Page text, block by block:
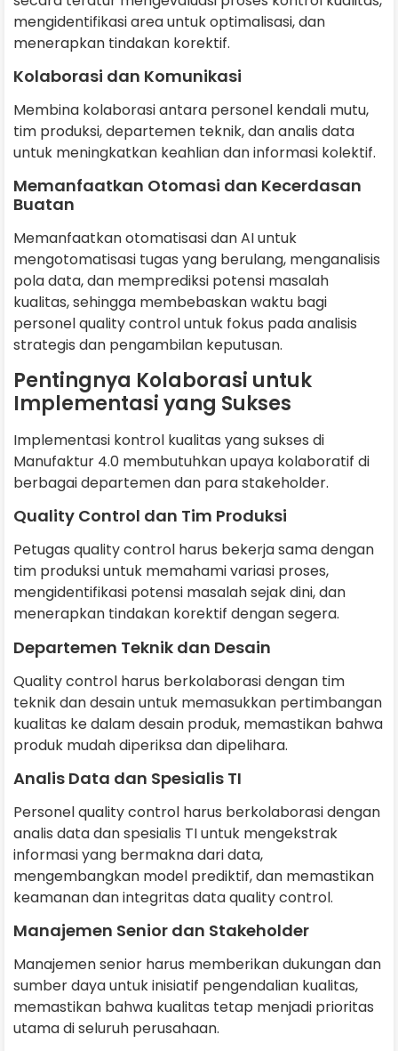
mengidentifikasi area untuk optimalisasi, dan
menerapkan tindakan korektif.
Kolaborasi dan Komunikasi
Membina kolaborasi antara personel kendali mutu,
tim produksi, departemen teknik, dan analis data
untuk meningkatkan keahlian dan informasi kolektif.
Memanfaatkan Otomasi dan Kecerdasan
Buatan
Memanfaatkan otomatisasi dan AI untuk
mengotomatisasi tugas yang berulang, menganalisis
pola data, dan memprediksi potensi masalah
kualitas, sehingga membebaskan waktu bagi
personel quality control untuk fokus pada analisis
strategis dan pengambilan keputusan.
Pentingnya Kolaborasi untuk
Implementasi yang Sukses
Implementasi kontrol kualitas yang sukses di
Manufaktur 4.0 membutuhkan upaya kolaboratif di
berbagai departemen dan para stakeholder.
Quality Control dan Tim Produksi
Petugas quality control harus bekerja sama dengan
tim produksi untuk memahami variasi proses,
mengidentifikasi potensi masalah sejak dini, dan
menerapkan tindakan korektif dengan segera.
Departemen Teknik dan Desain
Quality control harus berkolaborasi dengan tim
teknik dan desain untuk memasukkan pertimbangan
kualitas ke dalam desain produk, memastikan bahwa
produk mudah diperiksa dan dipelihara.
Analis Data dan Spesialis TI
Personel quality control harus berkolaborasi dengan
analis data dan spesialis TI untuk mengekstrak
informasi yang bermakna dari data,
mengembangkan model prediktif, dan memastikan
keamanan dan integritas data quality control.
Manajemen Senior dan Stakeholder
Manajemen senior harus memberikan dukungan dan
sumber daya untuk inisiatif pengendalian kualitas,
memastikan bahwa kualitas tetap menjadi prioritas
utama di seluruh perusahaan.